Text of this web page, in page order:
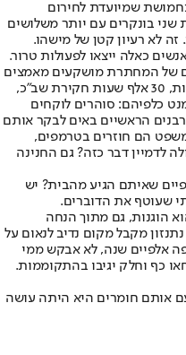
שמיועדת לחירום
בונקרים עם יותר משלושים
לא רעיון קטן של מישהו.
כאלה ייצאו לפעולות טרור.
של המחתרת מושקעים מאמצים
אדירים בחקירה ובמעצר ובהוצאת הודאות, 30 אלף שעות חקירת שב"כ,
כלפיהם: סוהרים לוקחים
הראשיים באים לבקר אותם
הם חוזרים בטרמפים,
לדמיין דבר כזה? גם החנינה
שאיתם הגיע מהבית? יש
שעוטף את הדוברים.
הוגנות, גם מתוך הנחה
מקבל מקום נדיב לנאום על
פה אלפיים שנה, לא אבקש ממי
כף וחלק יגיבו בהתקוממות.
אותם חומרים היא היתה עושה